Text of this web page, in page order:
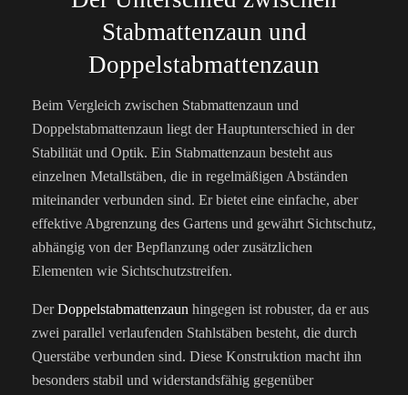
Stabmattenzaun und
Doppelstabmattenzaun
Beim Vergleich zwischen Stabmattenzaun und
Doppelstabmattenzaun liegt der Hauptunterschied in der
Stabilität und Optik. Ein Stabmattenzaun besteht aus
einzelnen Metallstäben, die in regelmäßigen Abständen
miteinander verbunden sind. Er bietet eine einfache, aber
effektive Abgrenzung des Gartens und gewährt Sichtschutz,
abhängig von der Bepflanzung oder zusätzlichen
Elementen wie Sichtschutzstreifen.
DerDoppelstabmattenzaun hingegen ist robuster, da er aus
zwei parallel verlaufenden Stahlstäben besteht, die durch
Querstäbe verbunden sind. Diese Konstruktion macht ihn
besonders stabil und widerstandsfähig gegenüber